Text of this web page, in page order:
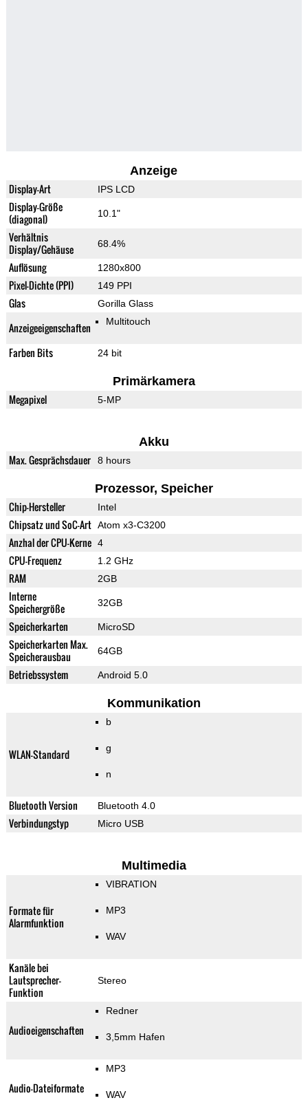
Anzeige
Display-Art IPS LCD
Display-Größe
(diagonal)
10.1"
Verhältnis
Display/Gehäuse
68.4%
Auflösung 1280x800
Pixel-Dichte (PPI) 149 PPI
Glas Gorilla Glass
Anzeigeeigenschaften Multitouch
Farben Bits 24 bit
Primärkamera
Megapixel 5-MP
Akku
Max. Gesprächsdauer 8 hours
Prozessor, Speicher
Chip-Hersteller Intel
Chipsatz und SoC-Art Atom x3-C3200
Anzhal der CPU-Kerne 4
CPU-Frequenz 1.2 GHz
RAM 2GB
Interne
Speichergröße
32GB
Speicherkarten MicroSD
Speicherkarten Max.
Speicherausbau
64GB
Betriebssystem Android 5.0
Kommunikation
WLAN-Standard
b
g
n
Bluetooth Version Bluetooth 4.0
Verbindungstyp Micro USB
Multimedia
Formate für
Alarmfunktion
VIBRATION
MP3
WAV
Kanäle bei
Lautsprecher-
Funktion
Stereo
Audioeigenschaften
Redner
3,5mm Hafen
Audio-Dateiformate
MP3
WAV